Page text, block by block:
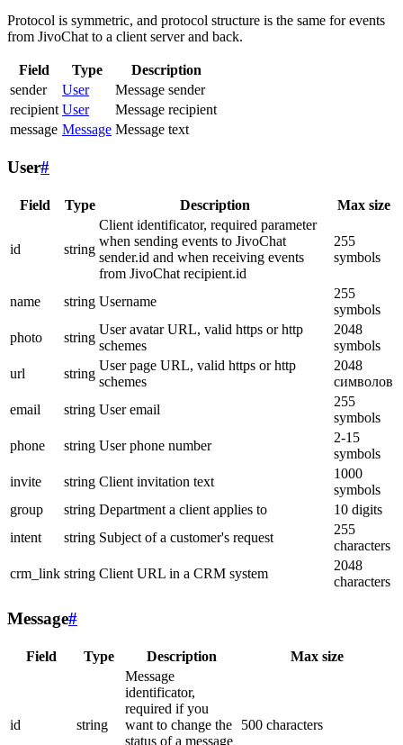
Protocol is symmetric, and protocol structure is the same for events
from JivoChat to a client server and back.
Field Type
Description
sender
User
Message sender
recipient User
Message recipient
message Message Message text
User#
Field Type Description Max size
id string
Client identificator, required parameter
when sending events to JivoChat
sender.id and when receiving events
from JivoChat recipient.id
255
symbols
name string Username
255
symbols
photo
string
User avatar URL, valid https or http
schemes
2048
symbols
url
string
User page URL, valid https or http
schemes
2048
символов
email
string User email
255
symbols
phone
string User phone number
2-15
symbols
invite
string Client invitation text
1000
symbols
group
string Department a client applies to
10 digits
intent
string Subject of a customer's request
255
characters
crm_link string Client URL in a CRM system
2048
characters
Message#
Field Type Description Max size
id string
Message
identificator,
required if you
want to change the
status of a message
500 characters